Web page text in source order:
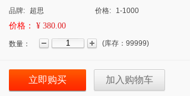
品牌: 超思 价格: 1-1000
价格： ¥ 380.00
数量： (库存： 99999)
立即购买 加入购物车